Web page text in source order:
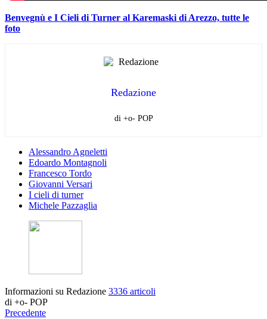
Benvegnù e I Cieli di Turner al Karemaski di Arezzo, tutte le
foto
Redazione
di +o- POP
Alessandro Agneletti
Edoardo Montagnoli
Francesco Tordo
Giovanni Versari
I cieli di turner
Michele Pazzaglia
Informazioni su Redazione 3336 articoli
di +o- POP
Precedente